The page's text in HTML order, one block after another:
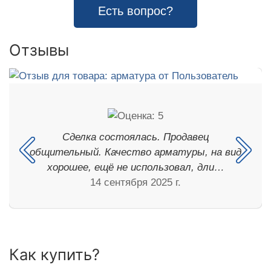
Есть вопрос?
Отзывы
Сделка состоялась. Продавец
общительный. Качество арматуры, на вид
хорошее, ещё не использовал, дли…
14 сентября 2025 г.
Как купить?